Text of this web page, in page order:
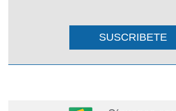
SUSCRIBETE